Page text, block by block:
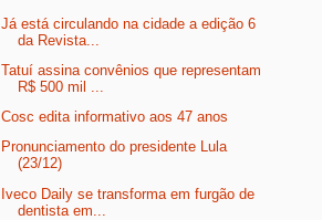
Já está circulando na cidade a edição 6
da Revista...
Tatuí assina convênios que representam
R$ 500 mil ...
Cosc edita informativo aos 47 anos
Pronunciamento do presidente Lula
(23/12)
Iveco Daily se transforma em furgão de
dentista em...